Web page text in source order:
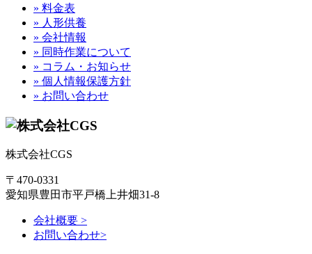
» 料金表
» 人形供養
» 会社情報
» 同時作業について
» コラム・お知らせ
» 個人情報保護方針
» お問い合わせ
株式会社CGS
〒470-0331
愛知県豊田市平戸橋上井畑31-8
会社概要 >
お問い合わせ>